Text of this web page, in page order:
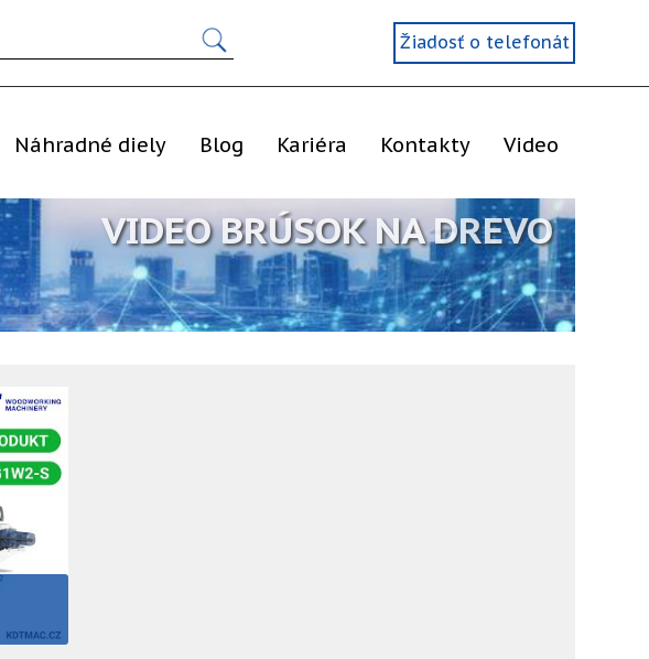
Žiadosť o telefonát
Náhradné diely Blog Kariéra Kontakty Video
VIDEO BRÚSOK NA DREVO